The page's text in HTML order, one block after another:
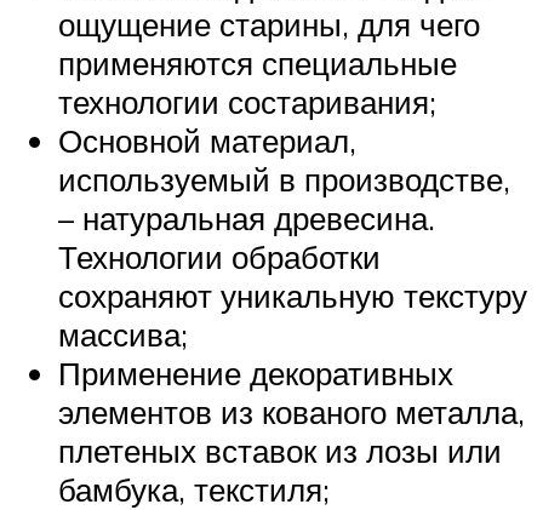
ощущение старины, для чего
применяются специальные
технологии состаривания;
Основной материал,
используемый в производстве,
– натуральная древесина.
Технологии обработки
сохраняют уникальную текстуру
массива;
Применение декоративных
элементов из кованого металла,
плетеных вставок из лозы или
бамбука, текстиля;